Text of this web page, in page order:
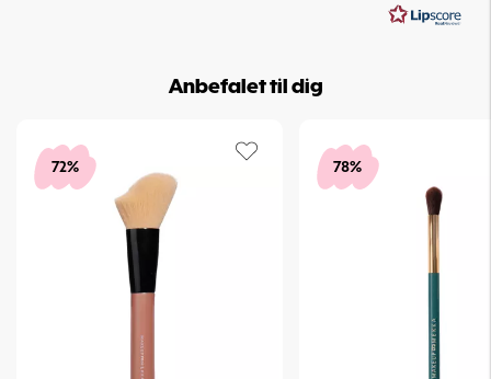
stjerner
Anbefalet til dig
72% 78%